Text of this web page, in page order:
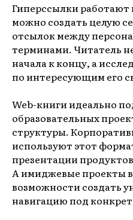
Гиперссылки
можно создать целую
отсылок между
терминами. Читатель
начала к концу, а
по интересующим его
Web-книги идеально
образовательных
структуры.
используют этот
презентации
А имиджевые проекты
возможности создать
навигацию под